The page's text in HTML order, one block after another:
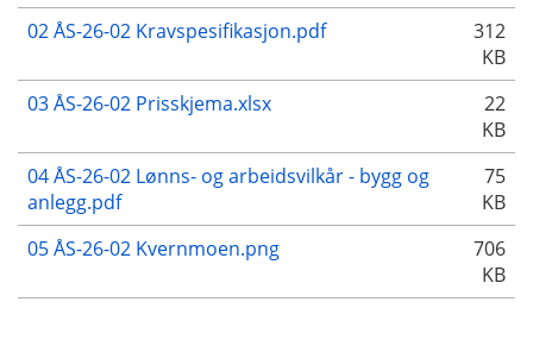
02 ÅS-26-02 Kravspesifikasjon.pdf
312
KB
03 ÅS-26-02 Prisskjema.xlsx
22
KB
04 ÅS-26-02 Lønns- og arbeidsvilkår - bygg og
anlegg.pdf
75
KB
05 ÅS-26-02 Kvernmoen.png
706
KB